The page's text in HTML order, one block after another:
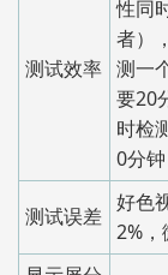
测试效率
性同
者）
测一
要20
时检
0分
测试误差
好色
2%